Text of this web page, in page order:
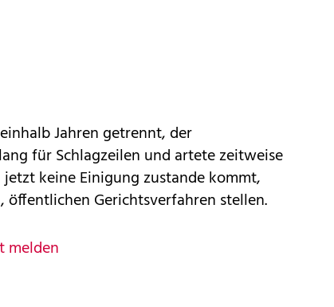
Jahren getrennt, der
für Schlagzeilen und artete zeitweise
keine Einigung zustande kommt,
öffentlichen Gerichtsverfahren stellen.
melden